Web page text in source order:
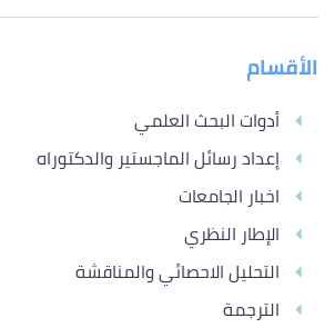
الأقسام
أدوات البحث العلمي
إعداد رسائل الماجستير والدكتوراه
اخبار الجامعات
الإطار النظري
التحليل الاحصائي والمناقشة
الترجمة